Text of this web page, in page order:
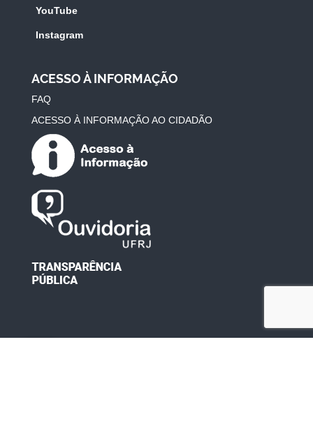
YouTube
Instagram
ACESSO À INFORMAÇÃO
FAQ
ACESSO À INFORMAÇÃO AO CIDADÃO